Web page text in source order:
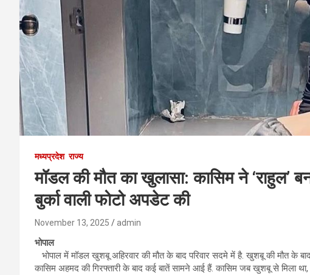
मध्यप्रदेश राज्य
मॉडल की मौत का खुलासा: कासिम ने ‘राहुल’
बुर्का वाली फोटो अपडेट की
November 13, 2025 admin
भोपाल
भोपाल में मॉडल खुशबू अहिरवार की मौत के बाद परिवार सदमे में है. खुशबू की मौत के
कासिम अहमद की गिरफ्तारी के बाद कई बातें सामने आई हैं. कासिम जब खुशबू से मिला